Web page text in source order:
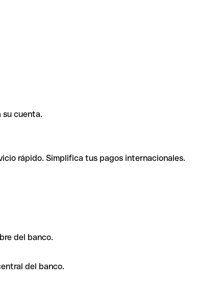
su cuenta.
rápido. Simplifica tus pagos internacionales.
del banco.
del banco.